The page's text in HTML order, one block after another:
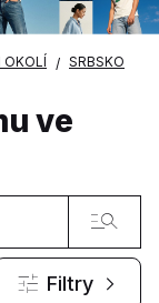
OKOLÍ
SRBSKO
ve
Filtry